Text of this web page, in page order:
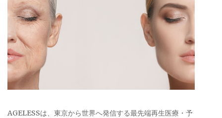
AGELESSは、東京から世界へ発信する最先端再生医療・予